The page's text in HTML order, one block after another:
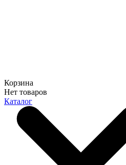
Корзина
Нет товаров
Каталог